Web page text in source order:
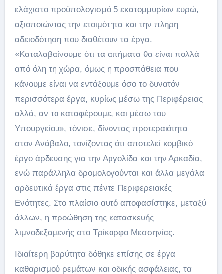
ελάχιστο προϋπολογισμό 5 εκατομμυρίων ευρώ,
αξιοποιώντας την ετοιμότητα και την πλήρη
αδειοδότηση που διαθέτουν τα έργα.
«Καταλαβαίνουμε ότι τα αιτήματα θα είναι πολλά
από όλη τη χώρα, όμως η προσπάθεια που
κάνουμε είναι να εντάξουμε όσο το δυνατόν
περισσότερα έργα, κυρίως μέσω της Περιφέρειας
αλλά, αν το καταφέρουμε, και μέσω του
Υπουργείου», τόνισε, δίνοντας προτεραιότητα
στον Ανάβαλο, τονίζοντας ότι αποτελεί κομβικό
έργο άρδευσης για την Αργολίδα και την Αρκαδία,
ενώ παράλληλα δρομολογούνται και άλλα μεγάλα
αρδευτικά έργα στις πέντε Περιφερειακές
Ενότητες. Στο πλαίσιο αυτό αποφασίστηκε, μεταξύ
άλλων, η προώθηση της κατασκευής
λιμνοδεξαμενής στο Τρίκορφο Μεσσηνίας.
Ιδιαίτερη βαρύτητα δόθηκε επίσης σε έργα
καθαρισμού ρεμάτων και οδικής ασφάλειας, τα